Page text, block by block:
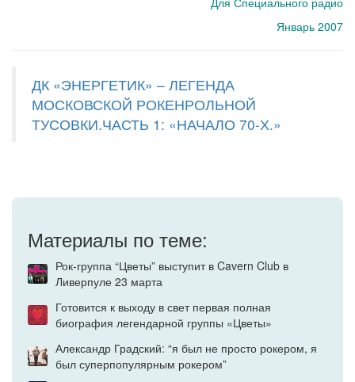
Январь 2007
ДК «ЭНЕРГЕТИК» – ЛЕГЕНДА
МОСКОВСКОЙ РОКЕНРОЛЬНОЙ
ТУСОВКИ.ЧАСТЬ 1: «НАЧАЛО 70-Х.»
Материалы по теме:
Рок-группа “Цветы” выступит в Cavern Club в
Ливерпуле 23 марта
Готовится к выходу в свет первая полная
биография легендарной группы «Цветы»
Александр Градский: “я был не просто рокером, я
был суперпопулярным рокером”